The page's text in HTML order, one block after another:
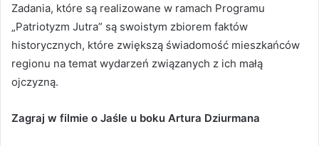
Zadania, które są realizowane w ramach Programu
„Patriotyzm Jutra” są swoistym zbiorem faktów
historycznych, które zwiększą świadomość mieszkańców
regionu na temat wydarzeń związanych z ich małą
ojczyzną.
Zagraj w filmie o Jaśle u boku Artura Dziurmana